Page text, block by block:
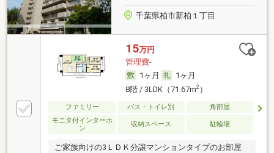
千葉県柏市新柏１丁目
15万円
管理費-
1ヶ月
1ヶ月
8階 / 3LDK（71.67m2）
ファミリー バス・トイレ別
角部屋
モニタ付インターホ
ン
収納スペース 駐輪場
ご家族向けの3ＬＤＫ分譲マンションタイプのお部屋